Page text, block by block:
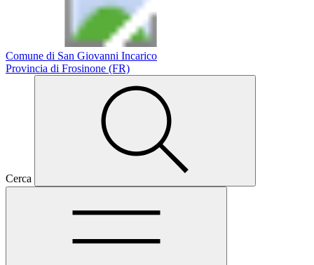
Comune di San Giovanni Incarico
Provincia di Frosinone (FR)
Cerca